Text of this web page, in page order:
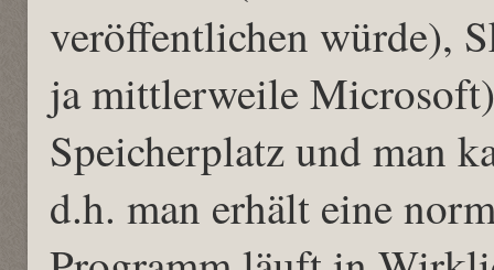
veröffentlichen würde),
ja mittlerweile
Speicherplatz und man
d.h. man erhält eine